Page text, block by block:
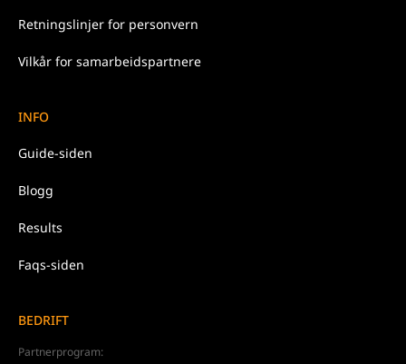
Retningslinjer for personvern
Vilkår for samarbeidspartnere
INFO
Guide-siden
Blogg
Results
Faqs-siden
BEDRIFT
Partnerprogram: